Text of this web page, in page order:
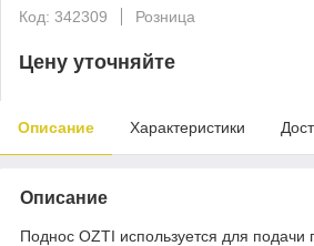
Код: 342309
Розница
Цену уточняйте
Описание Характеристики
Описание
Поднос​ OZTI используется для подачи